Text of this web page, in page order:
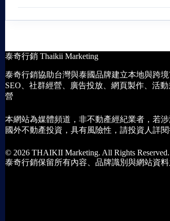
泰奇行銷 Thaikii Marketing
泰奇行銷協助台灣與泰國品牌建立本地與跨
SEO、社群經營、廣告投放、網頁製作、活
營
本網站為媒體頻道，非不動產經紀業者，若
國外不動產投資，具有風險性，請投資人詳
© 2026 THAIKII Marketing. All Rights Reserved.
泰奇行銷保留所有內容、品牌識別與網站資料